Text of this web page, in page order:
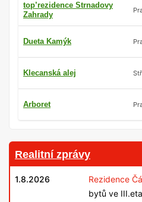
top’rezidence Strnadovy
Zahrady
Dueta Kamýk
Klecanská alej
Arboret
Realitní zprávy
1.8.2026 Rezidence
bytů ve